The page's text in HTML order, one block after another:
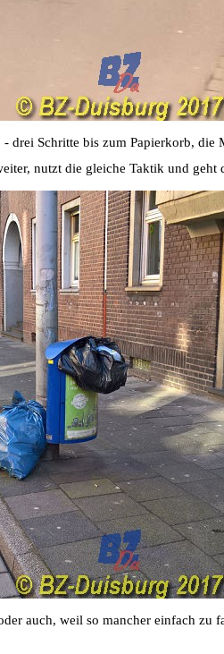
drei Schritte bis zum Papierkorb, die
nutzt die gleiche Taktik und
auch, weil so mancher einfach zu